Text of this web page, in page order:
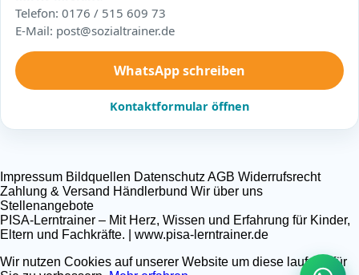
Telefon: 0176 / 515 609 73
E-Mail: post@sozialtrainer.de
WhatsApp schreiben
Kontaktformular öffnen
Impressum Bildquellen Datenschutz AGB Widerrufsrecht
Zahlung & Versand Händlerbund Wir über uns
Stellenangebote
PISA-Lerntrainer – Mit Herz, Wissen und Erfahrung für Kinder,
Eltern und Fachkräfte. | www.pisa-lerntrainer.de
Wir nutzen Cookies auf unserer Website um diese laufend für